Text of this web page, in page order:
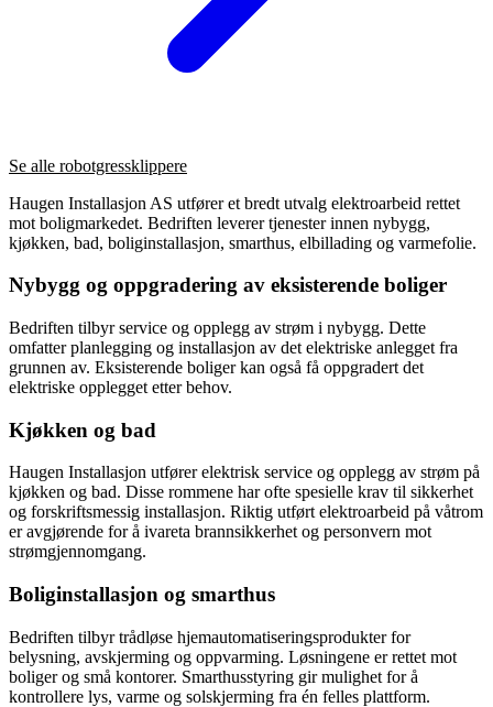
Se alle robotgressklippere
Haugen Installasjon AS utfører et bredt utvalg elektroarbeid rettet
mot boligmarkedet. Bedriften leverer tjenester innen nybygg,
kjøkken, bad, boliginstallasjon, smarthus, elbillading og varmefolie.
Nybygg og oppgradering av eksisterende boliger
Bedriften tilbyr service og opplegg av strøm i nybygg. Dette
omfatter planlegging og installasjon av det elektriske anlegget fra
grunnen av. Eksisterende boliger kan også få oppgradert det
elektriske opplegget etter behov.
Kjøkken og bad
Haugen Installasjon utfører elektrisk service og opplegg av strøm på
kjøkken og bad. Disse rommene har ofte spesielle krav til sikkerhet
og forskriftsmessig installasjon. Riktig utført elektroarbeid på våtrom
er avgjørende for å ivareta brannsikkerhet og personvern mot
strømgjennomgang.
Boliginstallasjon og smarthus
Bedriften tilbyr trådløse hjemautomatiseringsprodukter for
belysning, avskjerming og oppvarming. Løsningene er rettet mot
boliger og små kontorer. Smarthusstyring gir mulighet for å
kontrollere lys, varme og solskjerming fra én felles plattform.